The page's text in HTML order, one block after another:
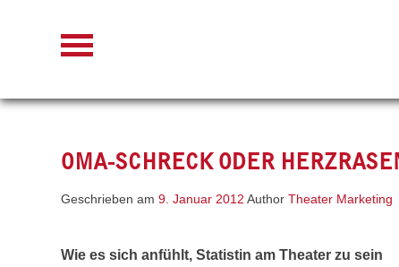
OMA-SCHRECK ODER
Geschrieben am 9. Januar 2012 Author Theater Marketing
Wie es sich anfühlt, Statistin am Theater zu sein